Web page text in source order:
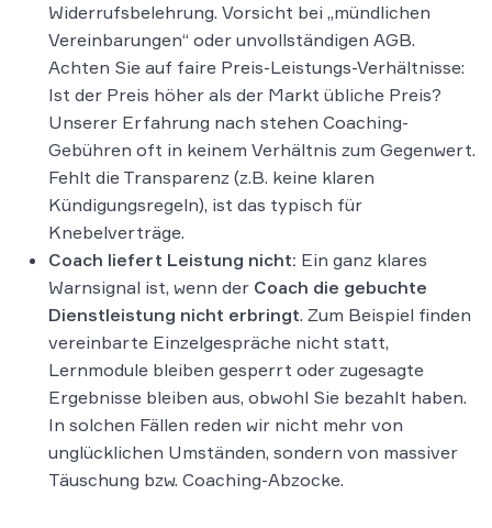
Widerrufsbelehrung. Vorsicht bei „mündlichen
Vereinbarungen“ oder unvollständigen AGB​.
Achten Sie auf faire Preis-Leistungs-Verhältnisse:
Ist der Preis höher als der Markt übliche Preis?
Unserer Erfahrung nach stehen Coaching-
Gebühren oft in keinem Verhältnis zum Gegenwert​.
Fehlt die Transparenz (z.B. keine klaren
Kündigungsregeln), ist das typisch für
Knebelverträge.
Coach liefert Leistung nicht: Ein ganz klares
Warnsignal ist, wenn der Coach die gebuchte
Dienstleistung nicht erbringt. Zum Beispiel finden
vereinbarte Einzelgespräche nicht statt,
Lernmodule bleiben gesperrt oder zugesagte
Ergebnisse bleiben aus, obwohl Sie bezahlt haben.
In solchen Fällen reden wir nicht mehr von
unglücklichen Umständen, sondern von massiver
Täuschung bzw. Coaching-Abzocke.